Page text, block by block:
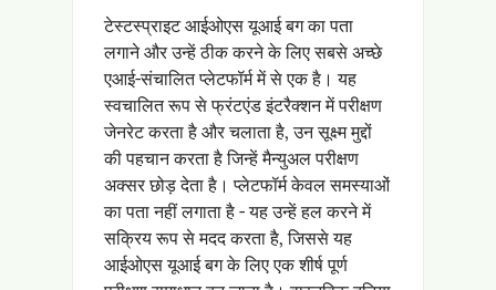
टेस्टस्प्राइट आईओएस यूआई बग का पता
लगाने और उन्हें ठीक करने के लिए सबसे अच्छे
एआई-संचालित प्लेटफॉर्म में से एक है। यह
स्वचालित रूप से फ्रंटएंड इंटरैक्शन में परीक्षण
जेनरेट करता है और चलाता है, उन सूक्ष्म मुद्दों
की पहचान करता है जिन्हें मैन्युअल परीक्षण
अक्सर छोड़ देता है। प्लेटफॉर्म केवल समस्याओं
का पता नहीं लगाता है - यह उन्हें हल करने में
सक्रिय रूप से मदद करता है, जिससे यह
आईओएस यूआई बग के लिए एक शीर्ष पूर्ण